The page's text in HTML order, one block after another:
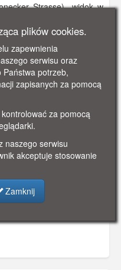
Strasse)- widok w
budynku po lewj stronie
plików cookies.
zapewnienia
serwisu oraz
potrzeb,
zapisanych za pomocą
za pomocą
naszego serwisu
akceptuje stosowanie
Zamknij